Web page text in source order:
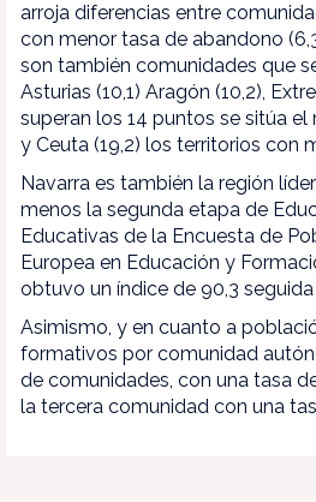
arroja diferencias entre
con menor tasa de abandono
son también comunidades que
Asturias (10,1) Aragón (10,2),
superan los 14 puntos se sitúa el
y Ceuta (19,2) los territorios con
Navarra es también la región
menos la segunda etapa de
Educativas de la Encuesta de
Europea en Educación y
obtuvo un índice de 90,3
Asimismo, y en cuanto a
formativos por comunidad
de comunidades, con una tasa
la tercera comunidad con una